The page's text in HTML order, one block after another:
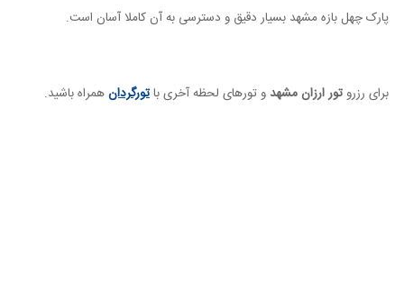
پارک چهل بازه مشهد بسیار دقیق و دسترسی به آن کاملا آسان است.
برای رزروتور ارزان مشهد و تورهای لحظه آخری باتورگردانهمراه باشید.